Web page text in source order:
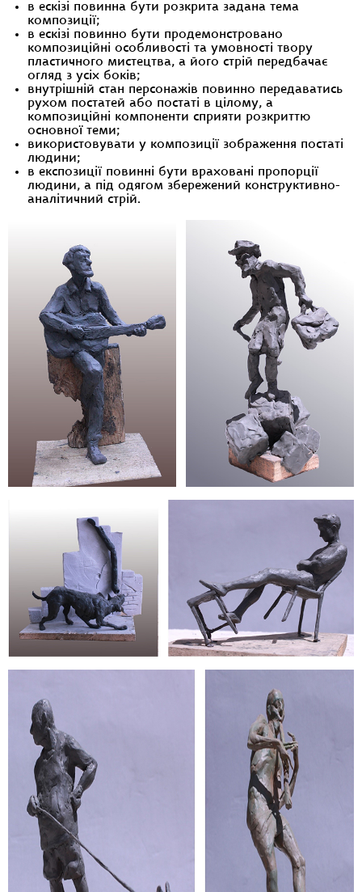
в ескізі повинна бути розкрита задана тема
композиції;
в ескізі повинно бути продемонстровано
композиційні особливості та умовності твору
пластичного мистецтва, а його стрій передбачає
огляд з усіх боків;
внутрішній стан персонажів повинно передаватись
рухом постатей або постаті в цілому, а
композиційні компоненти сприяти розкриттю
основної теми;
використовувати у композиції зображення постаті
людини;
в експозиції повинні бути враховані пропорції
людини, а під одягом збережений конструктивно-
аналітичний стрій.